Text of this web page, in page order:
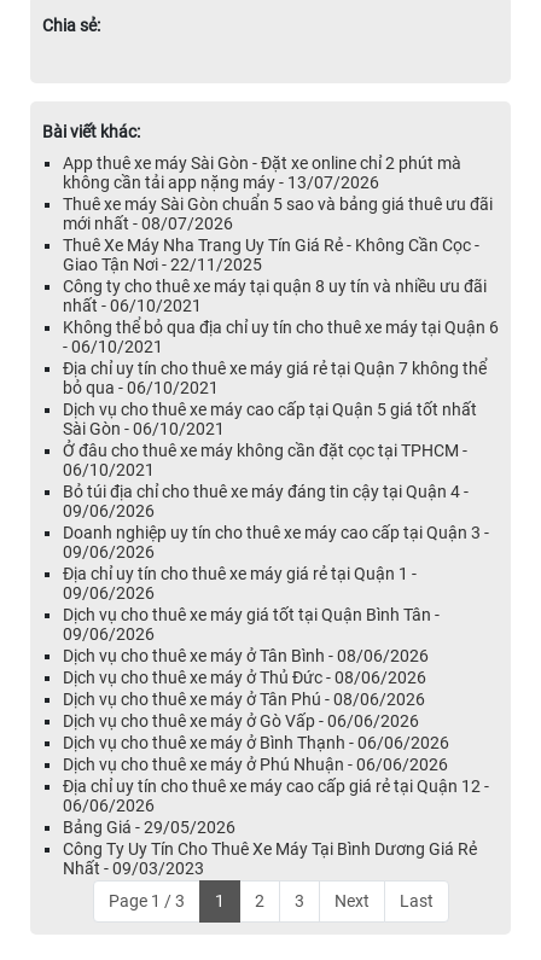
Chia sẻ:
Bài viết khác:
App thuê xe máy Sài Gòn - Đặt xe online chỉ 2 phút mà
không cần tải app nặng máy - 13/07/2026
Thuê xe máy Sài Gòn chuẩn 5 sao và bảng giá thuê ưu đãi
mới nhất - 08/07/2026
Thuê Xe Máy Nha Trang Uy Tín Giá Rẻ - Không Cần Cọc -
Giao Tận Nơi - 22/11/2025
Công ty cho thuê xe máy tại quận 8 uy tín và nhiều ưu đãi
nhất - 06/10/2021
Không thể bỏ qua địa chỉ uy tín cho thuê xe máy tại Quận 6
- 06/10/2021
Địa chỉ uy tín cho thuê xe máy giá rẻ tại Quận 7 không thể
bỏ qua - 06/10/2021
Dịch vụ cho thuê xe máy cao cấp tại Quận 5 giá tốt nhất
Sài Gòn - 06/10/2021
Ở đâu cho thuê xe máy không cần đặt cọc tại TPHCM -
06/10/2021
Bỏ túi địa chỉ cho thuê xe máy đáng tin cậy tại Quận 4 -
09/06/2026
Doanh nghiệp uy tín cho thuê xe máy cao cấp tại Quận 3 -
09/06/2026
Địa chỉ uy tín cho thuê xe máy giá rẻ tại Quận 1 -
09/06/2026
Dịch vụ cho thuê xe máy giá tốt tại Quận Bình Tân -
09/06/2026
Dịch vụ cho thuê xe máy ở Tân Bình - 08/06/2026
Dịch vụ cho thuê xe máy ở Thủ Đức - 08/06/2026
Dịch vụ cho thuê xe máy ở Tân Phú - 08/06/2026
Dịch vụ cho thuê xe máy ở Gò Vấp - 06/06/2026
Dịch vụ cho thuê xe máy ở Bình Thạnh - 06/06/2026
Dịch vụ cho thuê xe máy ở Phú Nhuận - 06/06/2026
Địa chỉ uy tín cho thuê xe máy cao cấp giá rẻ tại Quận 12 -
06/06/2026
Bảng Giá - 29/05/2026
Công Ty Uy Tín Cho Thuê Xe Máy Tại Bình Dương Giá Rẻ
Nhất - 09/03/2023
Page 1 / 3
1 2 3 Next Last